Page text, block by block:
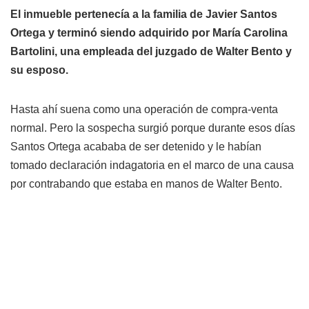
El inmueble pertenecía a la familia de Javier Santos
Ortega y terminó siendo adquirido por María Carolina
Bartolini, una empleada del juzgado de Walter Bento y
su esposo.
Hasta ahí suena como una operación de compra-venta
normal. Pero la sospecha surgió porque durante esos días
Santos Ortega acababa de ser detenido y le habían
tomado declaración indagatoria en el marco de una causa
por contrabando que estaba en manos de Walter Bento.